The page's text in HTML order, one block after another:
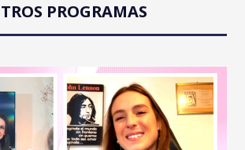
PROGRAMAS